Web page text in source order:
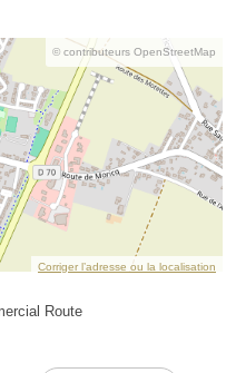
© contributeurs OpenStreetMap
Corriger l’adresse ou la localisation
Route